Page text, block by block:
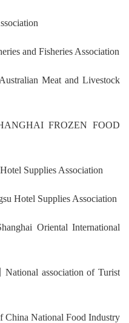
and Fisheries Association
Meat and Livestock
FROZEN FOOD
Supplies Association
Hotel Supplies Association
Oriental International
association of Turist
National Food Industry